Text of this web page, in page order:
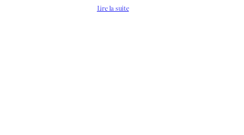
Lire la suite